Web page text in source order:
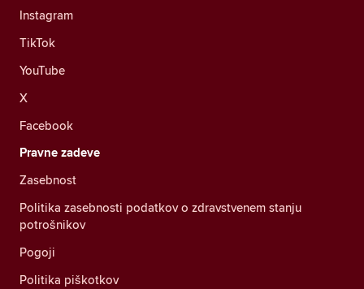
Instagram
TikTok
YouTube
X
Facebook
Pravne zadeve
Zasebnost
Politika zasebnosti podatkov o zdravstvenem stanju
potrošnikov
Pogoji
Politika piškotkov